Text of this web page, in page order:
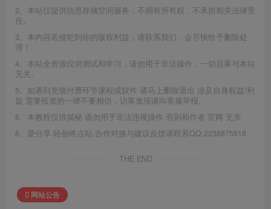
2、本站仅提供信息存储空间服务，不拥有所有权，不承担相关法律责
任。
3、本内容若侵犯到你的版权利益，请联系我们，会尽快给予删除处
理！
4、本站全资源仅供测试和学习，请勿用于非法操作，一切后果与本站
无关。
5、如遇到充值付费环节课程或软件 请马上删除退出 涉及自身权益/利
益 需要投资的一律不要相信，访客发现请向客服举报。
6、本教程仅供揭秘 请勿用于非法违规操作 否则和作者 官网 无关
6、爱分享·轻创终点站,合作对接与建议反馈请联系QQ:2238875818
THE END
网站公告